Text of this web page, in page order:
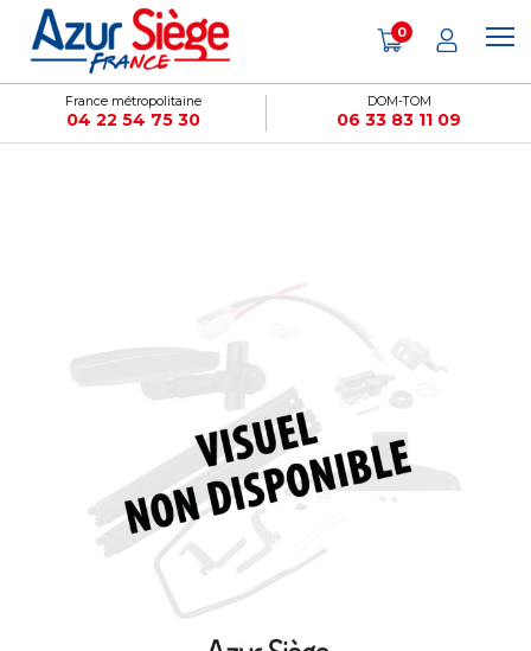
France métropolitaine
04 22 54 75 30
DOM-TOM
06 33 83 11 09
0
Panneau de gestion des cookies